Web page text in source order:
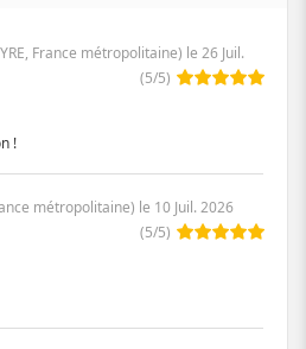
France métropolitaine) le 26 Juil.
(5/5)
!
métropolitaine) le 10 Juil. 2026
(5/5)